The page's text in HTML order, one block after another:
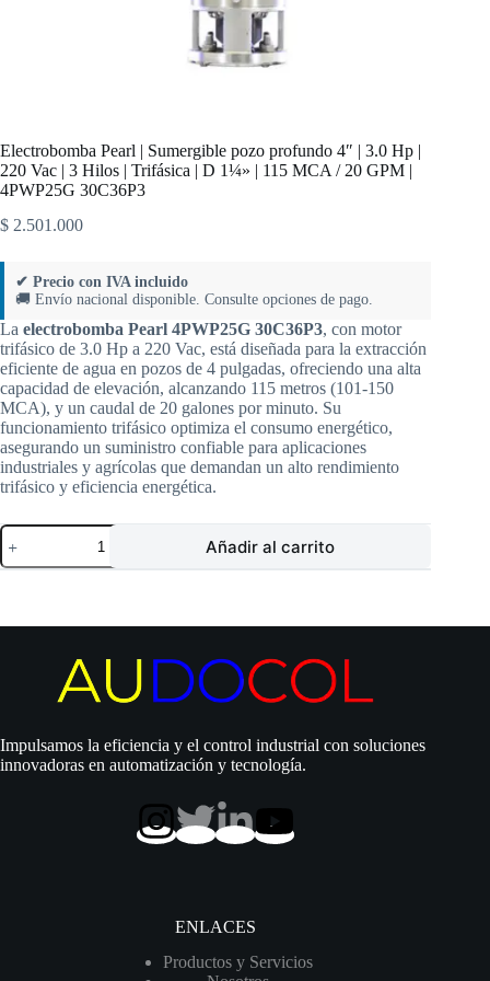
Electrobomba Pearl | Sumergible pozo profundo 4″ | 3.0 Hp |
220 Vac | 3 Hilos | Trifásica | D 1¼» | 115 MCA / 20 GPM |
4PWP25G 30C36P3
$ 2.501.000
✔ Precio con IVA incluido
🚚 Envío nacional disponible. Consulte opciones de pago.
La electrobomba Pearl 4PWP25G 30C36P3, con motor
trifásico de 3.0 Hp a 220 Vac, está diseñada para la extracción
eficiente de agua en pozos de 4 pulgadas, ofreciendo una alta
capacidad de elevación, alcanzando 115 metros (101-150
MCA), y un caudal de 20 galones por minuto. Su
funcionamiento trifásico optimiza el consumo energético,
asegurando un suministro confiable para aplicaciones
industriales y agrícolas que demandan un alto rendimiento
trifásico y eficiencia energética.
Electrobomba
Pearl
|
profundo
220
Vac
|
Añadir al carrito
Impulsamos la eficiencia y el control industrial con soluciones
innovadoras en automatización y tecnología.
ENLACES
Productos y Servicios